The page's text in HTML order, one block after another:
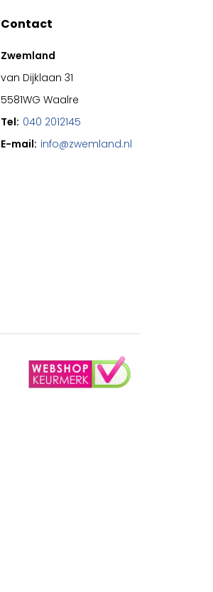
Contact
Zwemland
van Dijklaan 31
5581WG Waalre
Tel: 040 2012145
E-mail: info@zwemland.nl